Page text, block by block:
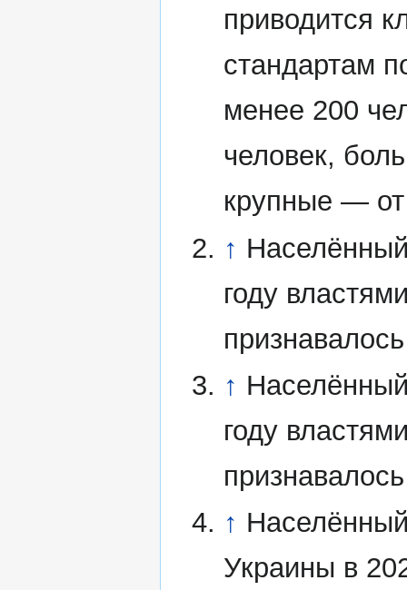
приводится
стандартам
менее 200
человек,
крупные —
↑
году
↑
году
↑
Украины в